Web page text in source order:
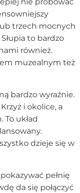
nie próbować
trzech mocnych
to bardzo
również.
muzealnym też
bardzo wyraźnie.
i okolice, a
układ
dzieje się w
pełnię
da się połączyć